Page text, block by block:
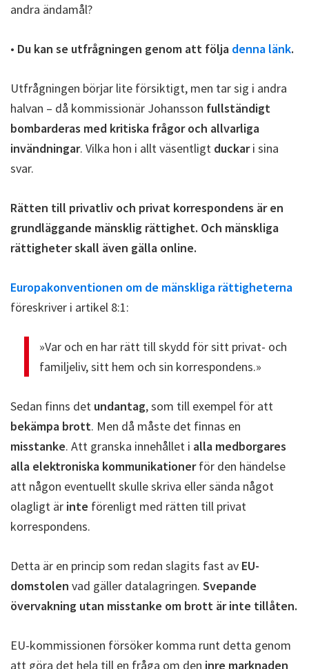
andra ändamål?
• Du kan se utfrågningen genom att följa denna länk.
Utfrågningen börjar lite försiktigt, men tar sig i andra
halvan – då kommissionär Johansson fullständigt
bombarderas med kritiska frågor och allvarliga
invändningar. Vilka hon i allt väsentligt duckari sina
svar.
Rätten till privatliv och privat korrespondens är en
grundläggande mänsklig rättighet. Och mänskliga
rättigheter skall även gälla online.
Europakonventionen om de mänskliga rättigheterna
föreskriver i artikel 8:1:
»Var och en har rätt till skydd för sitt privat- och
familjeliv, sitt hem och sin korrespondens.»
Sedan finns det undantag, som till exempel för att
bekämpa brott. Men då måste det finnas en
misstanke. Att granska innehållet i alla medborgares
alla elektroniska kommunikationerför den händelse
att någon eventuellt skulle skriva eller sända något
olagligt är inte förenligt med rätten till privat
korrespondens.
Detta är en princip som redan slagits fast av EU-
domstolen vad gäller datalagringen. Svepande
övervakning utan misstanke om brott är inte tillåten.
EU-kommissionen försöker komma runt detta genom
att göra det hela till en fråga om den inre marknaden